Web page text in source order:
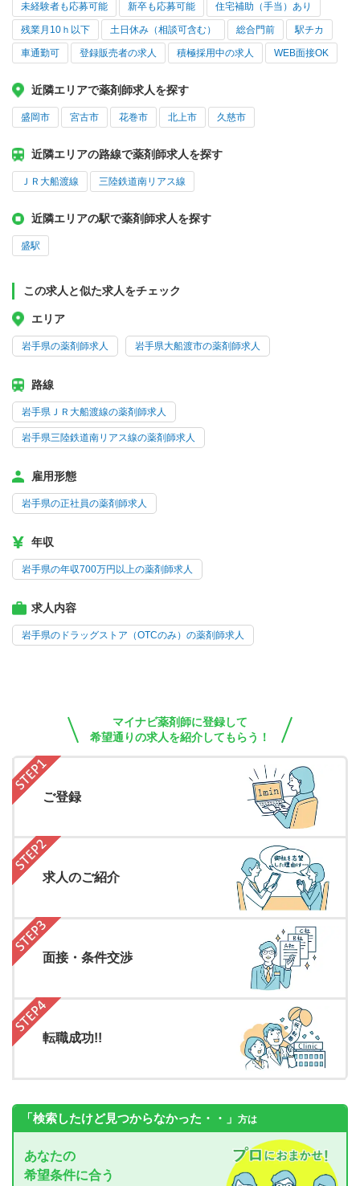
未経験者も応募可能 新卒も応募可能 住宅補助（手当）あり
残業月10ｈ以下 土日休み（相談可含む） 総合門前 駅チカ
車通勤可 登録販売者の求人 積極採用中の求人 WEB面接OK
近隣エリアで薬剤師求人を探す
盛岡市 宮古市 花巻市 北上市 久慈市
近隣エリアの路線で薬剤師求人を探す
ＪＲ大船渡線 三陸鉄道南リアス線
近隣エリアの駅で薬剤師求人を探す
盛駅
この求人と似た求人をチェック
エリア
岩手県の薬剤師求人 岩手県大船渡市の薬剤師求人
路線
岩手県ＪＲ大船渡線の薬剤師求人
岩手県三陸鉄道南リアス線の薬剤師求人
雇用形態
岩手県の正社員の薬剤師求人
年収
岩手県の年収700万円以上の薬剤師求人
求人内容
岩手県のドラッグストア（OTCのみ）の薬剤師求人
マイナビ薬剤師に登録して
希望通りの求人を紹介してもらう！
ご登録
求人のご紹介
面接・条件交渉
転職成功!!
「検索したけど見つからなかった・・」 方は
あなたの
希望条件に合う